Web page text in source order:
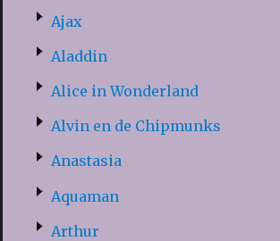
Ajax
Aladdin
Alice in Wonderland
Alvin en de Chipmunks
Anastasia
Aquaman
Arthur